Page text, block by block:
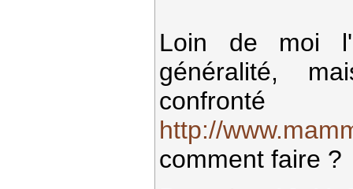
Loin de moi
généralité,
http://
comment faire ?